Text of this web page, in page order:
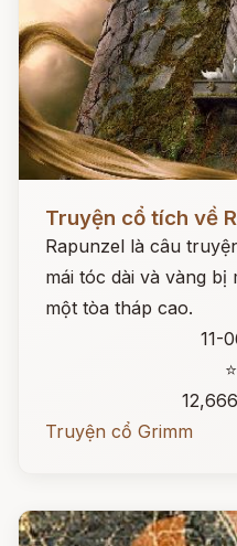
Truyện cổ tích về
Rapunzel là câu
mái tóc dài và vàng
một tòa tháp cao.
11-
Truyện cổ Grimm